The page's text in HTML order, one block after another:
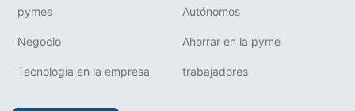
pymes Autónomos
Negocio Ahorrar en la pyme
Tecnología en la empresa trabajadores